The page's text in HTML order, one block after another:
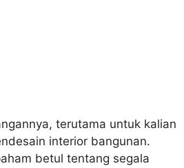
terutama untuk kalian
interior bangunan.
betul tentang segala